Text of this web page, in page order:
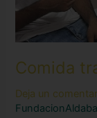
Comida
Deja un
FundacionAldaba